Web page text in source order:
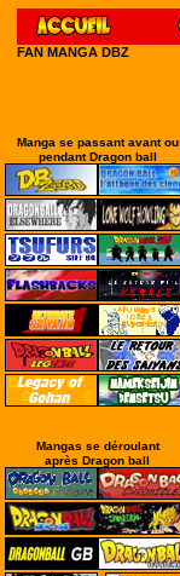
FAN MANGA DBZ
Manga se passant avant ou
pendant Dragon ball
Mangas se déroulant
après Dragon ball